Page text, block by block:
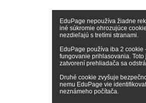
EduPage nepoužíva žiadne
iné súkromie ohrozujúce
nezdieľajú s tretími stranami.
EduPage používa iba 2
fungovanie prihlasovania. Toto
zatvorení prehliadača sa
Druhé cookie zvyšuje
nemu EduPage vie
neznámeho počítača.